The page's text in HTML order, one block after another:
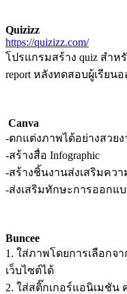
Quizizz
https://quizizz.com/
โปรแกรมสร้าง quiz สำห
report หลังทดสอบผู้เรียน
Canva
-ตกแต่งภาพได้อย่างสวยง
-สร้างสื่อ Infographic
-สร้างชิ้นงานส่งเสริมคว
-ส่งเสริมทักษะการออกแ
Buncee
1. ใส่ภาพโดยการเลือกจ
เว็บไซต์ได้
2. ใส่สติ๊กเกอร์แอนิเมชัน